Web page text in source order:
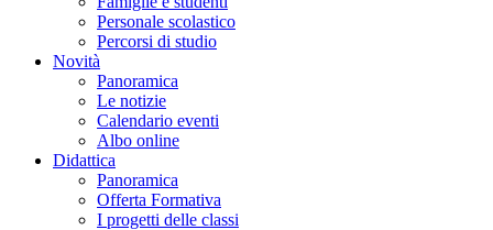
Personale scolastico
Percorsi di studio
Novità
Panoramica
Le notizie
Calendario eventi
Albo online
Didattica
Panoramica
Offerta Formativa
I progetti delle classi